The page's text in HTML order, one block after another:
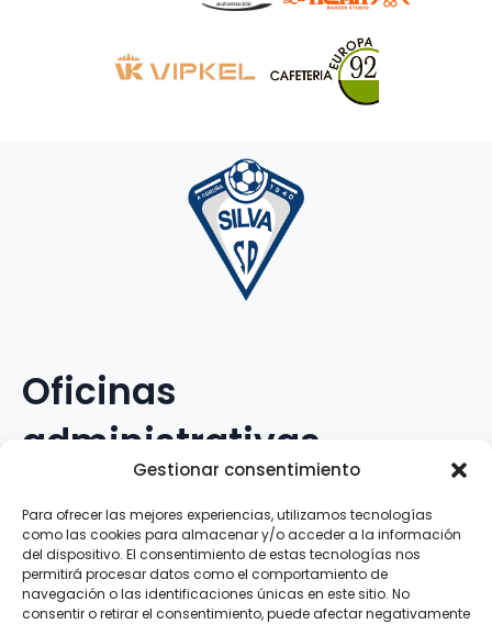
Gestionar consentimiento
Para ofrecer las mejores experiencias, utilizamos tecnologías
como las cookies para almacenar y/o acceder a la información
del dispositivo. El consentimiento de estas tecnologías nos
permitirá procesar datos como el comportamiento de
navegación o las identificaciones únicas en este sitio. No
consentir o retirar el consentimiento, puede afectar negativamente
Oficinas
administrativas
Avenida Galileo Galilei, 12
15.008 · A Coruña · España
Teléfono:881.069.303